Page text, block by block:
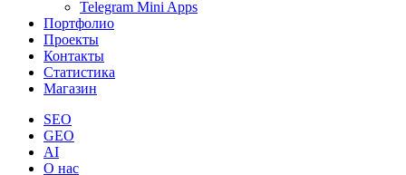
Telegram Mini Apps
Портфолио
Проекты
Контакты
Статистика
Магазин
SEO
GEO
AI
О нас